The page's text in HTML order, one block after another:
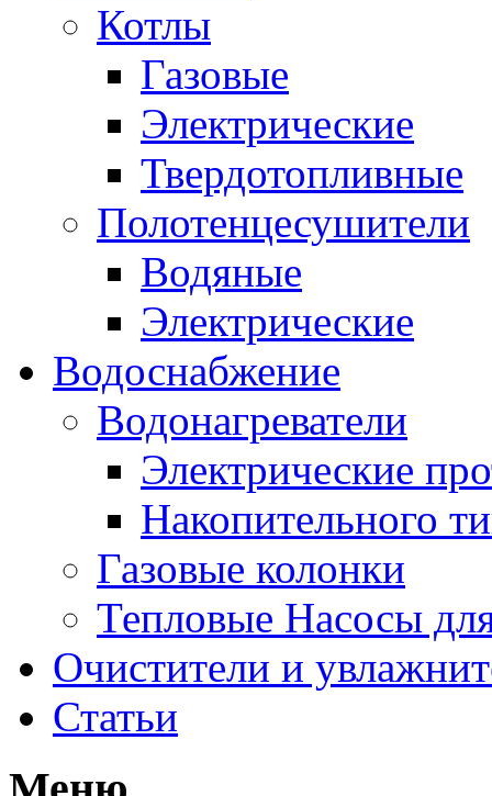
Котлы
Газовые
Электрические
Твердотопливные
Полотенцесушители
Водяные
Электрические
Водоснабжение
Водонагреватели
Электрические
Накопительного
Газовые колонки
Тепловые Насосы
Очистители и
Статьи